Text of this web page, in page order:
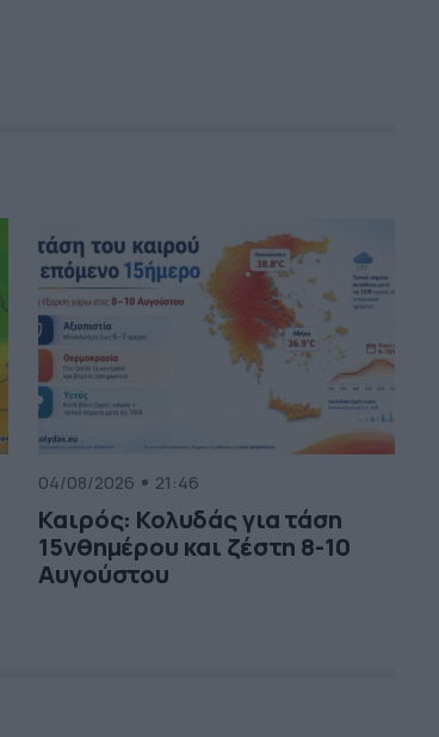
04/08/2026 21:46
Καιρός: Κολυδάς για τάση
15νθημέρου και ζέστη 8-10
Αυγούστου